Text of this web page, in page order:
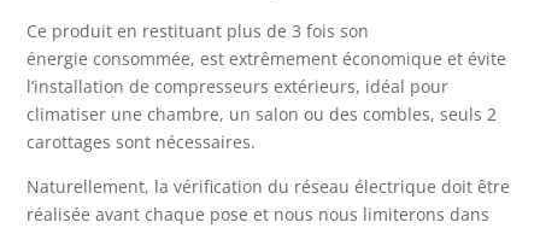
Ce produit en restituant plus de 3 fois son
énergie consommée, est extrêmement économique et évite
l’installation de compresseurs extérieurs, idéal pour
climatiser une chambre, un salon ou des combles, seuls 2
carottages sont nécessaires.
Naturellement, la vérification du réseau électrique doit être
réalisée avant chaque pose et nous nous limiterons dans